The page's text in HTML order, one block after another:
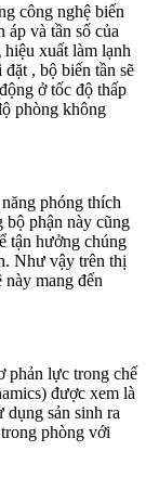
công nghệ biến
và tần số của
xuất làm lạnh
, bộ biến tần sẽ
ở tốc độ thấp
phòng không
phóng thích
phận này cũng
tận hưởng chúng
Như vậy trên thị
mang đến
phản lực trong chế
được xem là
sản sinh ra
phòng với